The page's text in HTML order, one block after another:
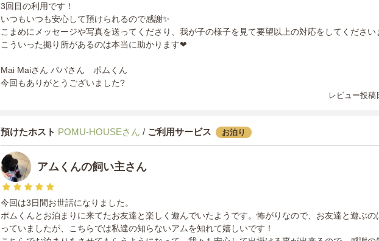
3回目の利用です！
いつもいつも安心して預けられるので感謝✨
こまめにメッセージや写真を送ってくださり、我が子の様子を見て要望以上の対応をしてください
こういった拠り所があるのは本当に助かります❤︎
Mai Maiさん パパさん ポムくん
今回もありがとうございました?
レビュー投
預けたホスト POMU-HOUSEさん / ご利用サービス お泊り
アムくんの飼い主さん
今回は3日間お世話になりました。
ポムくんとお泊まりに来てたお友達と楽しく遊んでいたようです。怖がりなので、お友達と遊ぶの
っていましたが、こちらでは私達の知らないアムを知れて嬉しいです！